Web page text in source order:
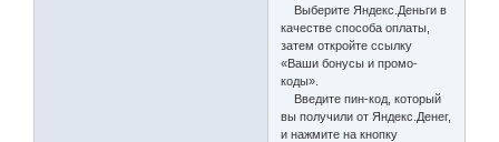
Выберите Яндекс.Деньги в
качестве способа оплаты,
затем откройте ссылку
«Ваши бонусы и промо-
коды».
Введите пин-код, который
вы получили от Яндекс.Денег,
и нажмите на кнопку